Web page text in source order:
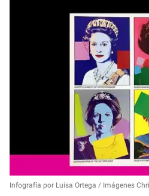
Infografía por Luisa Ortega / Imágenes